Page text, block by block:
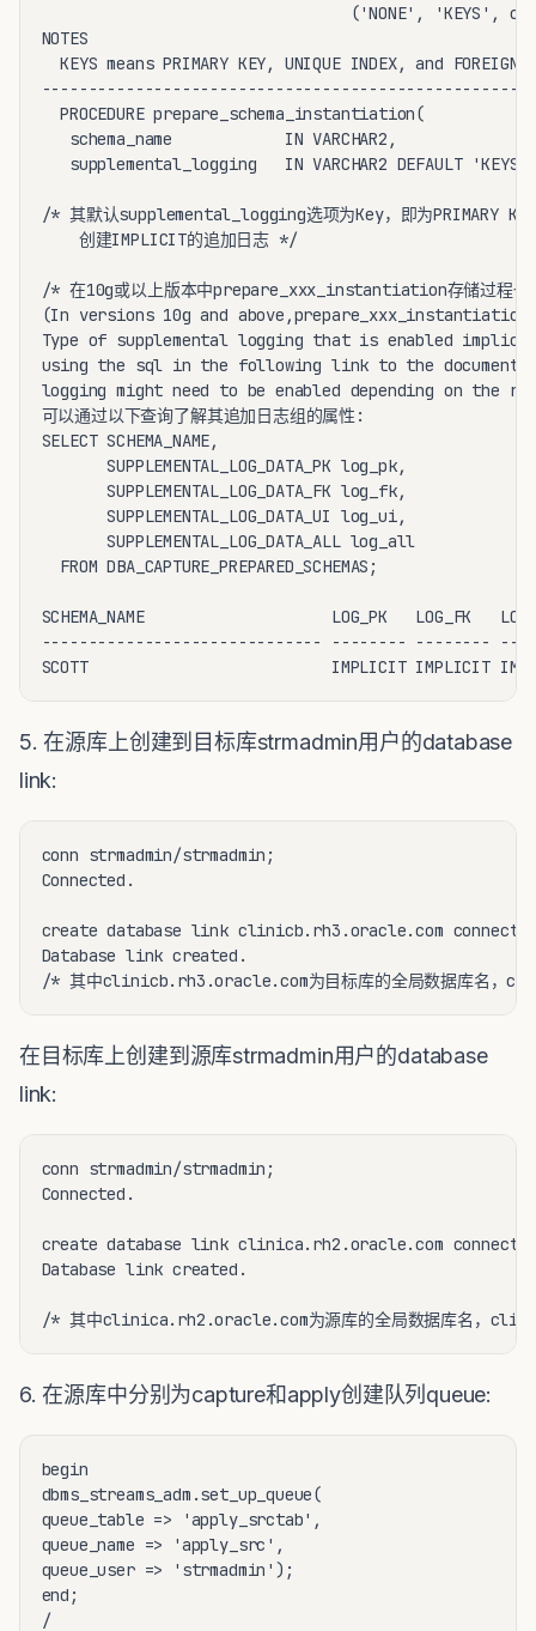
('NONE', 'KEYS', or
NOTES
KEYS means PRIMARY KEY, UNIQUE INDEX, and FOREIGN
  PROCEDURE prepare_schema_instantiation(
   schema_name            IN VARCHAR2,
supplemental_logging   IN VARCHAR2 DEFAULT
/* 其默认supplemental_logging选项为Key，即为PRIMARY
    创建IMPLICIT的追加日志 */
/* 在10g或以上版本中prepare_xxx_instantiation存储过程也
(In versions 10g and
Type of supplemental logging that is enabled
using the sql in the following link to the
logging might need to be enabled depending on the
可以通过以下查询了解其追加日志组的属性:
SELECT SCHEMA_NAME,
       SUPPLEMENTAL_LOG_DATA_PK log_pk,
       SUPPLEMENTAL_LOG_DATA_FK log_fk,
       SUPPLEMENTAL_LOG_DATA_UI log_ui,
       SUPPLEMENTAL_LOG_DATA_ALL log_all
  FROM DBA_CAPTURE_PREPARED_SCHEMAS;
SCHEMA_NAME                    LOG_PK   LOG_FK
------------------------------ -------- --------
5. 在源库上创建到目标库strmadmin用户的database
link:
conn strmadmin/strmadmin;
Connected.
create database link clinicb.rh3.oracle.com
Database link created.
在目标库上创建到源库strmadmin用户的database
link:
conn strmadmin/strmadmin;
Connected.
create database link clinica.rh2.oracle.com
Database link created.
6. 在源库中分别为capture和apply创建队列queue:
begin
dbms_streams_adm.set_up_queue(
queue_table => 'apply_srctab',
queue_name => 'apply_src',
queue_user => 'strmadmin');
end;
/